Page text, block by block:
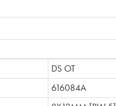
DS OT
616084A